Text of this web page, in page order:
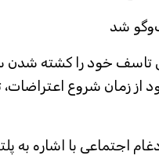
شد
خود را کشته شدن
از زمان شروع
اجتماعی با اشاره به